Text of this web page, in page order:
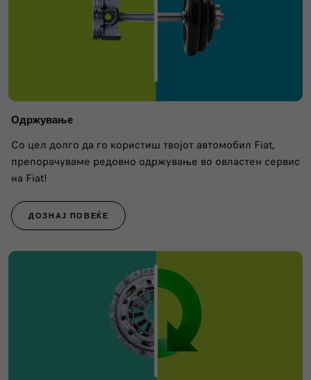
Одржување
Со цел долго да го користиш твојот автомобил Fiat,
препорачуваме редовно одржување во овластен сервис
на Fiat!
ДОЗНАЈ ПОВЕЌЕ